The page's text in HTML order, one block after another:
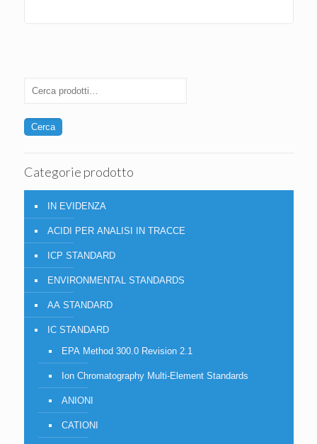
Cerca
Categorie prodotto
IN EVIDENZA
ACIDI PER ANALISI IN TRACCE
ICP STANDARD
ENVIRONMENTAL STANDARDS
AA STANDARD
IC STANDARD
EPA Method 300.0 Revision 2.1
Ion Chromatography Multi-Element Standards
ANIONI
CATIONI